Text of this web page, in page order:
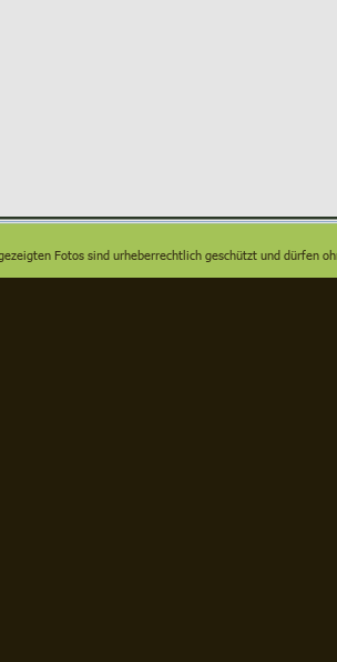
Fotos sind urheberrechtlich geschützt und dürfen